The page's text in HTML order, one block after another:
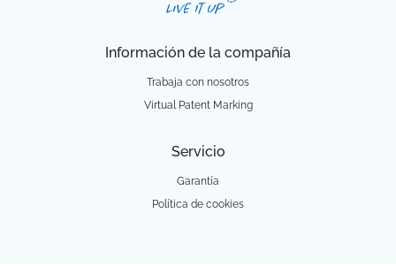
Información de la compañía
Trabaja con nosotros
Virtual Patent Marking
Servicio
Garantía
Política de cookies